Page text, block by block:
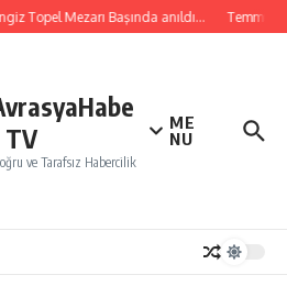
Topel Mezarı Başında anıldı… Temmuz
TV
ve Tarafsız Habercilik
ME
NU